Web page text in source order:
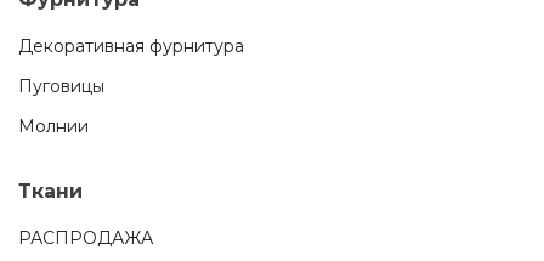
Декоративная фурнитура
Пуговицы
Молнии
Ткани
РАСПРОДАЖА